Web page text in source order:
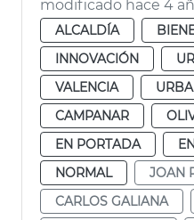
modificado hace 4
ALCALDÍA
INNOVACIÓN
VALENCIA
CAMPANAR
EN PORTADA
NORMAL
JOAN
CARLOS GALIANA